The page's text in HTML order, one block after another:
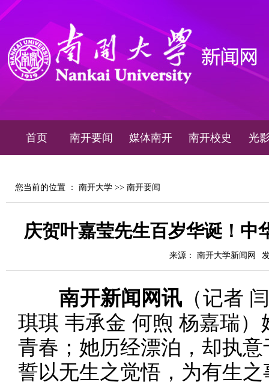
首页 南开要闻 媒体南开 南开校史 光
您当前的位置 ： 南开大学 >> 南开要闻
庆贺叶嘉莹先生百岁华诞！中
来源： 南开大学新闻网
南开新闻网讯 （记者
琪琪 韦承金 何煦 杨嘉瑞
青春；她历经漂泊，却执
誓以无生之觉悟，为有生